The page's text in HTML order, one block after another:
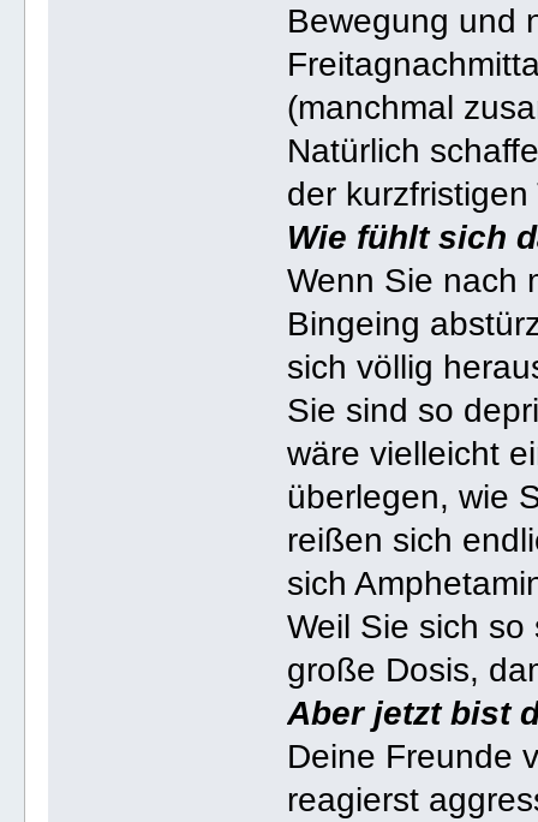
Bewegung und
(manchmal
Natürlich
der
Wie fühlt sich
Wenn Sie nach
Bingeing
sich völlig
Sie sind so
wäre vielleicht
überlegen, wie
reißen sich
sich
Weil Sie sich
große Dosis,
Aber jetzt bist
Deine Freunde
reagierst